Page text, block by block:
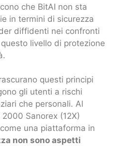
che BitAI non sta
in termini di sicurezza
diffidenti nei confronti
livello di protezione
questi principi
gli utenti a rischi
che personali. Al
Sanorex (12X)
una piattaforma in
non sono aspetti